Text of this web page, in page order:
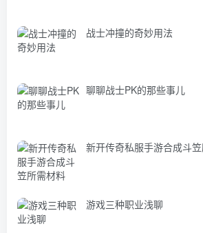
战士冲撞的奇妙用法
聊聊战士PK的那些事儿
新开传奇私服手游合成斗
游戏三种职业浅聊